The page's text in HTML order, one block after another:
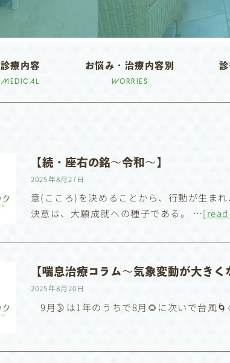
診療内容
MEDICAL
お悩み・治療内容別
WORRIES
【続・座右の銘〜令和〜】
2025年8月27日
意(こころ)を決めることから、行動が生ま
決意は、大願成就への種子である。 …
【喘息治療コラム〜気象変動が大きく
2025年8月20日
9月🌛は1年のうちで8月🌻に次いで台風